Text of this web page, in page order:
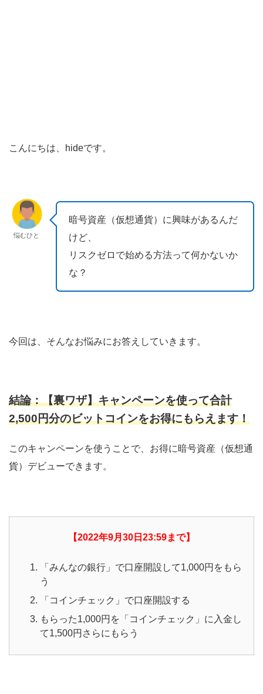
こんにちは、hideです。
悩むひと
暗号資産（仮想通貨）に興味があるんだ
けど、
リスクゼロで始める方法って何かないか
な？
今回は、そんなお悩みにお答えしていきます。
結論：【裏ワザ】キャンペーンを使って合計
2,500円分のビットコインをお得にもらえます！
このキャンペーンを使うことで、お得に暗号資産（仮想通
貨）デビューできます。
【2022年9月30日23:59まで】
「みんなの銀行」で口座開設して1,000円をもら
う
「コインチェック」で口座開設する
もらった1,000円を「コインチェック」に入金し
て1,500円さらにもらう